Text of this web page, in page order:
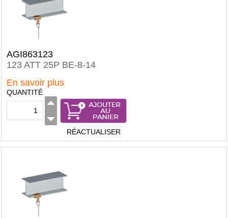
AGI863123
123 ATT 25P BE-8-14
En savoir plus
QUANTITÉ
RÉACTUALISER